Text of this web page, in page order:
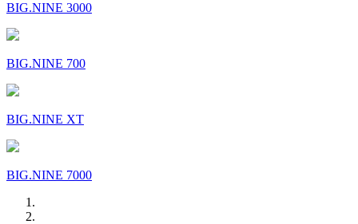
BIG.NINE 3000
BIG.NINE 700
BIG.NINE XT
BIG.NINE 7000